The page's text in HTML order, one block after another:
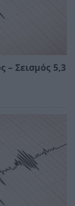
– Σεισμός 5,3